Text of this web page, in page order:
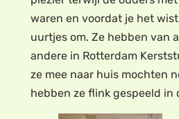
waren en voordat je het
uurtjes om. Ze hebben van
andere in Rotterdam
ze mee naar huis mochten
hebben ze flink gespeeld in